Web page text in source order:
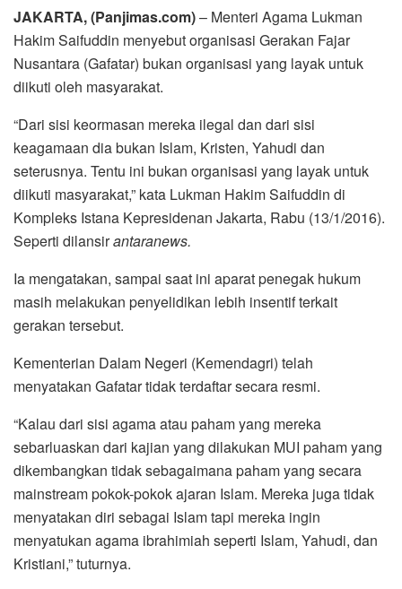
JAKARTA, (Panjimas.com)– Menteri Agama Lukman
Hakim Saifuddin menyebut organisasi Gerakan Fajar
Nusantara (Gafatar) bukan organisasi yang layak untuk
diikuti oleh masyarakat.
“Dari sisi keormasan mereka ilegal dan dari sisi
keagamaan dia bukan Islam, Kristen, Yahudi dan
seterusnya. Tentu ini bukan organisasi yang layak untuk
diikuti masyarakat,” kata Lukman Hakim Saifuddin di
Kompleks Istana Kepresidenan Jakarta, Rabu (13/1/2016).
Seperti dilansirantaranews.
Ia mengatakan, sampai saat ini aparat penegak hukum
masih melakukan penyelidikan lebih insentif terkait
gerakan tersebut.
Kementerian Dalam Negeri (Kemendagri) telah
menyatakan Gafatar tidak terdaftar secara resmi.
“Kalau dari sisi agama atau paham yang mereka
sebarluaskan dari kajian yang dilakukan MUI paham yang
dikembangkan tidak sebagaimana paham yang secara
mainstream pokok-pokok ajaran Islam. Mereka juga tidak
menyatakan diri sebagai Islam tapi mereka ingin
menyatukan agama ibrahimiah seperti Islam, Yahudi, dan
Kristiani,” tuturnya.